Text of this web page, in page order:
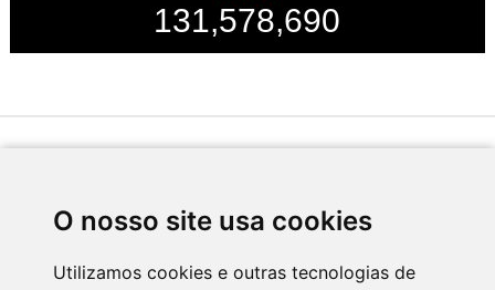
O nosso site usa cookies
Utilizamos cookies e outras tecnologias de
131,578,690